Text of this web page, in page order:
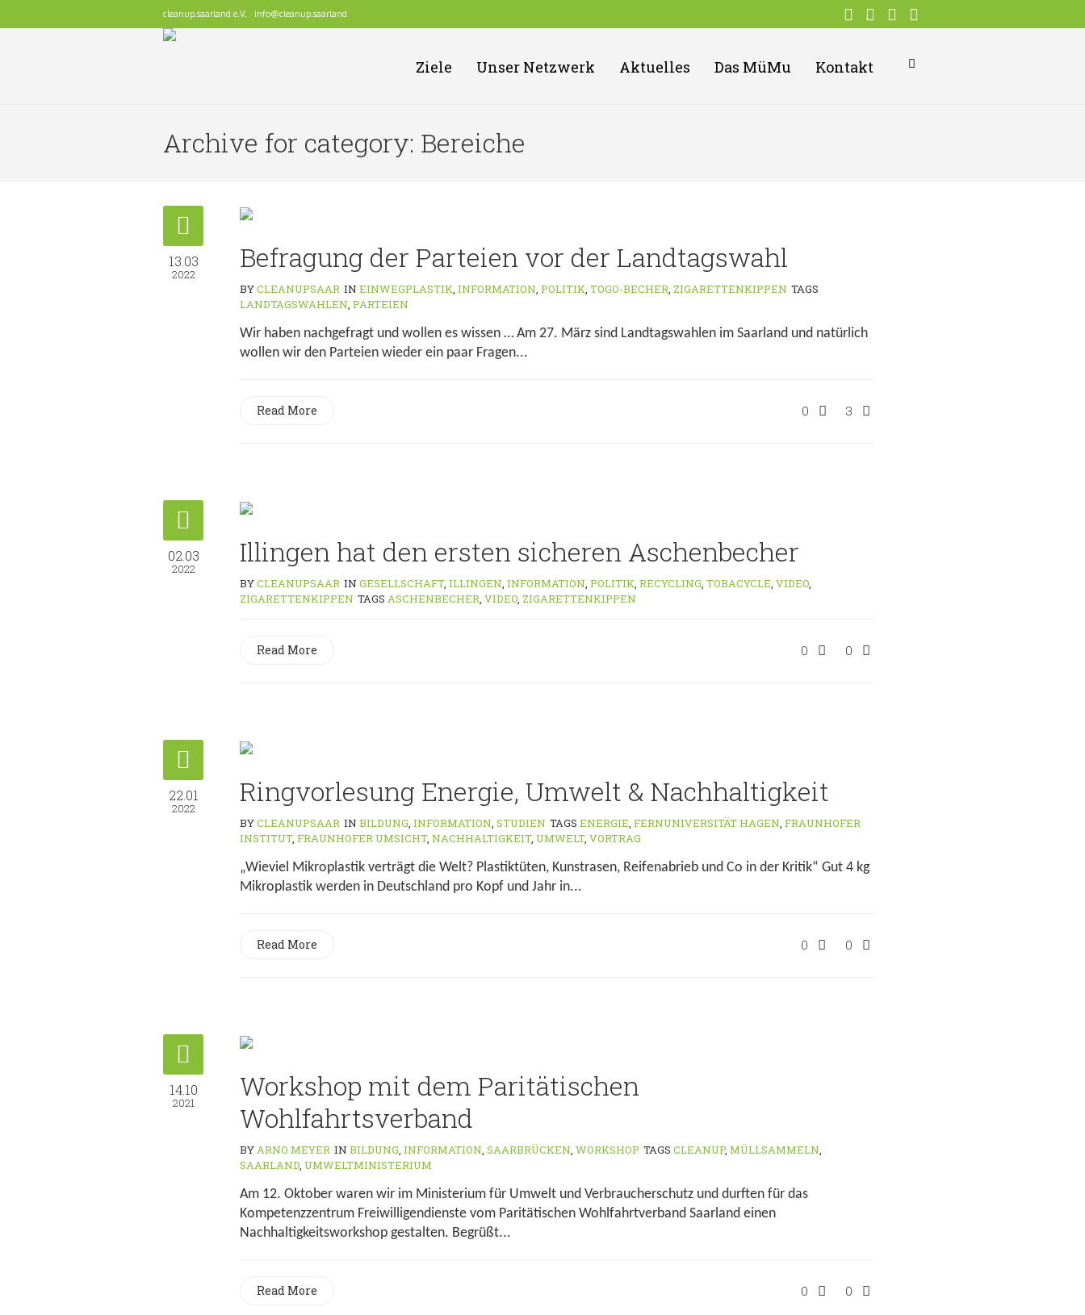
cleanup.saarland e.V. · info@cleanup.saarland
Ziele Unser Netzwerk Aktuelles Das MüMu Kontakt
Archive for category: Bereiche
13.03
2022 Befragung der Parteien vor der Landtagswahl
BYCLEANUPSAAR IN EINWEGPLASTIK, INFORMATION, POLITIK, TOGO-BECHER, ZIGARETTENKIPPEN TAGS
LANDTAGSWAHLEN, PARTEIEN
Wir haben nachgefragt und wollen es wissen … Am 27. März sind Landtagswahlen im Saarland und natürlich
wollen wir den Parteien wieder ein paar Fragen...
0 3
Read More
02.03
2022 Illingen hat den ersten sicheren Aschenbecher
BYCLEANUPSAAR IN GESELLSCHAFT, ILLINGEN, INFORMATION, POLITIK, RECYCLING, TOBACYCLE, VIDEO,
ZIGARETTENKIPPEN TAGS ASCHENBECHER, VIDEO, ZIGARETTENKIPPEN
0 0
Read More
22.01
2022 Ringvorlesung Energie, Umwelt & Nachhaltigkeit
BYCLEANUPSAAR IN BILDUNG, INFORMATION, STUDIEN TAGS ENERGIE, FERNUNIVERSITÄT HAGEN, FRAUNHOFER
INSTITUT, FRAUNHOFER UMSICHT, NACHHALTIGKEIT, UMWELT, VORTRAG
„Wieviel Mikroplastik verträgt die Welt? Plastiktüten, Kunstrasen, Reifenabrieb und Co in der Kritik“ Gut 4 kg
Mikroplastik werden in Deutschland pro Kopf und Jahr in...
0 0
Read More
14.10
2021
Workshop mit dem Paritätischen
Wohlfahrtsverband
BYARNO MEYER IN BILDUNG, INFORMATION, SAARBRÜCKEN, WORKSHOP TAGS CLEANUP, MÜLLSAMMELN,
SAARLAND, UMWELTMINISTERIUM
Am 12. Oktober waren wir im Ministerium für Umwelt und Verbraucherschutz und durften für das
Kompetenzzentrum Freiwilligendienste vom Paritätischen Wohlfahrtverband Saarland einen
Nachhaltigkeitsworkshop gestalten. Begrüßt...
0 0
Read More